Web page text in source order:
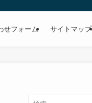
せフォーム サイトマップ